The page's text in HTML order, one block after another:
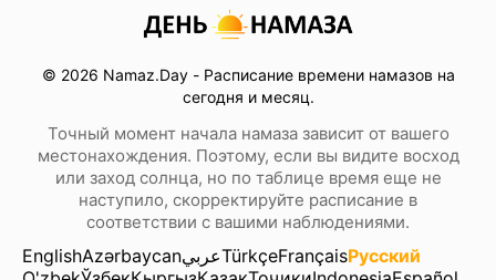
© 2026 Namaz.Day - Расписание времени намазов на
сегодня и месяц.
Точный момент начала намаза зависит от вашего
местонахождения. Поэтому, если вы видите восход
или заход солнца, но по таблице время еще не
наступило, скорректируйте расписание в
соответствии с вашими наблюдениями.
EnglishAzərbaycanعربيTürkçeFrançaisРусский